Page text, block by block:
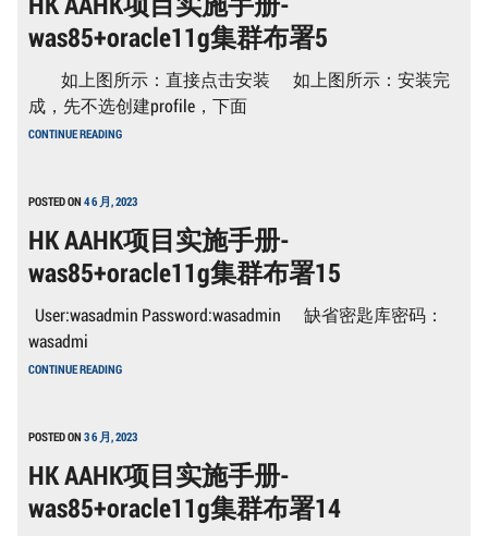
册-
WAS85+ORACLE11G
集
布
署
19
was85+oracle11g集群布署5
如上图所示：直接点击安装 如上图所示：安装完
成，先不选创建profile，下面
CONTINUE READINGHK
AAHK
实
手
册-
WAS85+ORACLE11G
集
布
POSTED ON 4 6 月, 2023
HK AAHK项目实施手册-
was85+oracle11g集群布署15
User:wasadmin Password:wasadmin 缺省密匙库密码：
wasadmi
CONTINUE READINGHK
AAHK
实
手
册-
WAS85+ORACLE11G
集
POSTED ON 3 6 月, 2023
HK AAHK项目实施手册-
was85+oracle11g集群布署14